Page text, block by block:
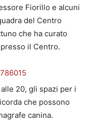
Fiorillo e alcuni
del Centro
che ha curato
il Centro.
20, gli spazi per i
che possono
canina.